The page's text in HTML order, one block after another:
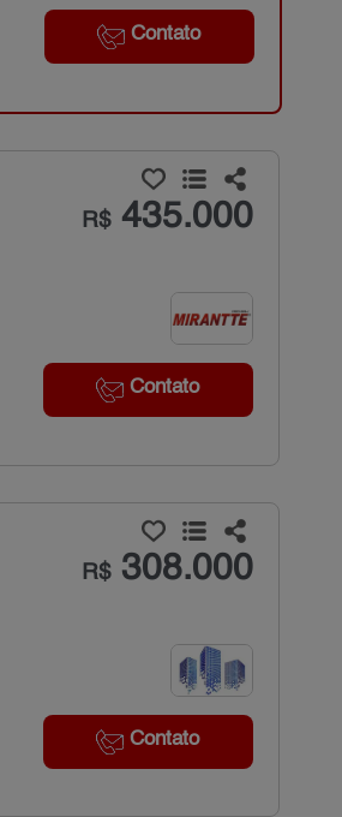
Contato
R$435.000
Contato
R$308.000
Contato